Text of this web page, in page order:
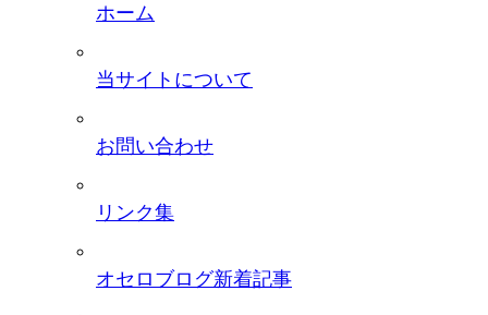
ホーム
当サイトについて
お問い合わせ
リンク集
オセロブログ新着記事